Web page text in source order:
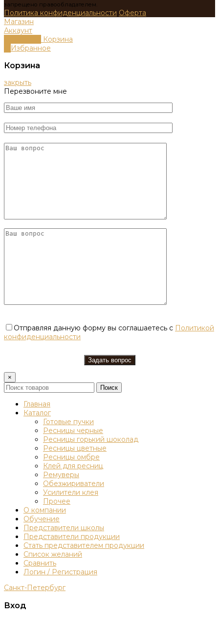
запрещено правообладателем.
Политика конфиденциальности Оферта
Магазин
Аккаунт
Корзина
Избранное
Корзина
закрыть
Перезвоните мне
Отправляя данную форму вы соглашаетесь с Политикой
конфиденциальности
×
Поиск
Главная
Каталог
Готовые пучки
Ресницы черные
Ресницы горький шоколад
Ресницы цветные
Ресницы омбре
Клей для ресниц
Ремуверы
Обезжириватели
Усилители клея
Прочее
О компании
Обучение
Представители школы
Представители продукции
Стать представителем продукции
Список желаний
Сравнить
Логин / Регистрация
Санкт-Петербург
Вход